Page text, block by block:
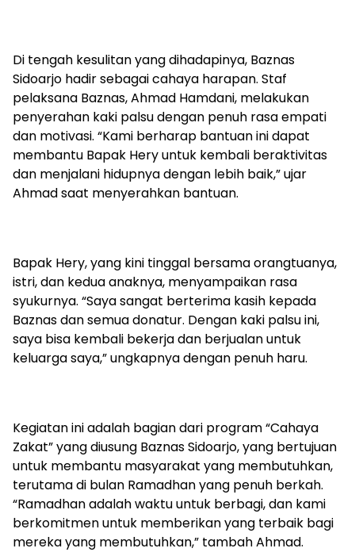
Di tengah kesulitan yang dihadapinya, Baznas
Sidoarjo hadir sebagai cahaya harapan. Staf
pelaksana Baznas, Ahmad Hamdani, melakukan
penyerahan kaki palsu dengan penuh rasa empati
dan motivasi. “Kami berharap bantuan ini dapat
membantu Bapak Hery untuk kembali beraktivitas
dan menjalani hidupnya dengan lebih baik,” ujar
Ahmad saat menyerahkan bantuan.
Bapak Hery, yang kini tinggal bersama orangtuanya,
istri, dan kedua anaknya, menyampaikan rasa
syukurnya. “Saya sangat berterima kasih kepada
Baznas dan semua donatur. Dengan kaki palsu ini,
saya bisa kembali bekerja dan berjualan untuk
keluarga saya,” ungkapnya dengan penuh haru.
Kegiatan ini adalah bagian dari program “Cahaya
Zakat” yang diusung Baznas Sidoarjo, yang bertujuan
untuk membantu masyarakat yang membutuhkan,
terutama di bulan Ramadhan yang penuh berkah.
“Ramadhan adalah waktu untuk berbagi, dan kami
berkomitmen untuk memberikan yang terbaik bagi
mereka yang membutuhkan,” tambah Ahmad.